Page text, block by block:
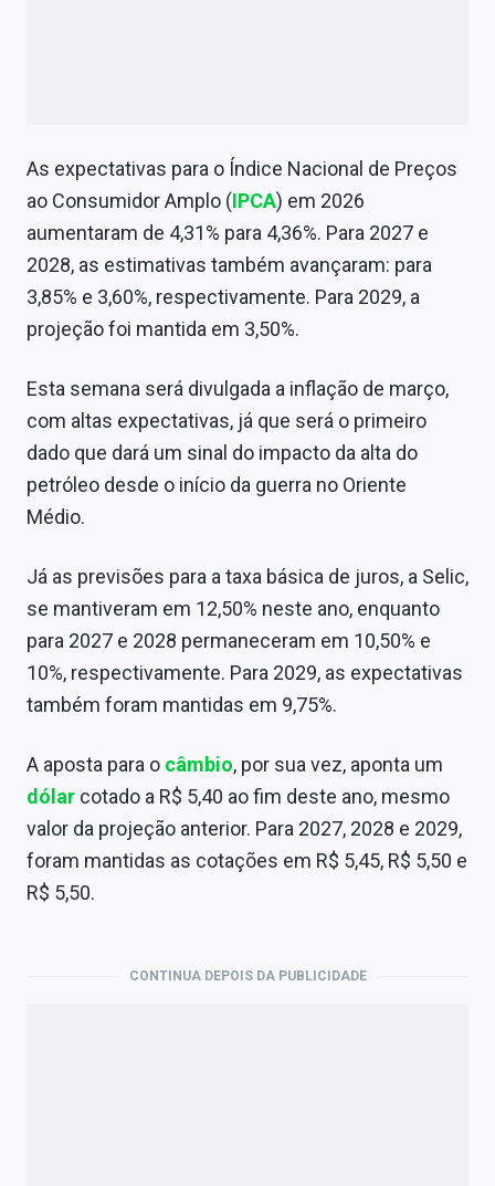
Tecnologia
Conteúdo de Marca
Expediente
Contato
As expectativas para o Índice Nacional de Preços
ao Consumidor Amplo (IPCA) em 2026
aumentaram de 4,31% para 4,36%. Para 2027 e
2028, as estimativas também avançaram: para
3,85% e 3,60%, respectivamente. Para 2029, a
projeção foi mantida em 3,50%.
Esta semana será divulgada a inflação de março,
com altas expectativas, já que será o primeiro
dado que dará um sinal do impacto da alta do
petróleo desde o início da guerra no Oriente
Médio.
Já as previsões para a taxa básica de juros, a Selic,
se mantiveram em 12,50% neste ano, enquanto
para 2027 e 2028 permaneceram em 10,50% e
10%, respectivamente. Para 2029, as expectativas
também foram mantidas em 9,75%.
A aposta para o câmbio, por sua vez, aponta um
dólar cotado a R$ 5,40 ao fim deste ano, mesmo
valor da projeção anterior. Para 2027, 2028 e 2029,
foram mantidas as cotações em R$ 5,45, R$ 5,50 e
R$ 5,50.
CONTINUA DEPOIS DA PUBLICIDADE